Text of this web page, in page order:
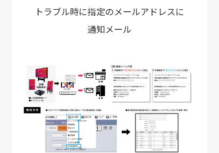
トラブル時に指定のメールアドレスに
通知メール